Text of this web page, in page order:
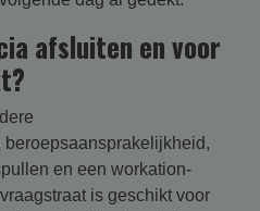
afsluiten en voor
en een workation-
is geschikt voor